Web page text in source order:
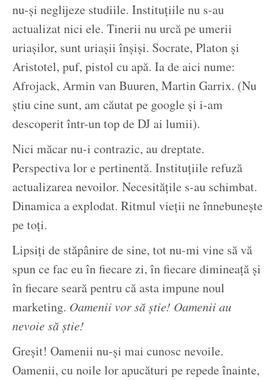
nu-și neglijeze studiile. Instituțiile nu s-au
actualizat nici ele. Tinerii nu urcă pe umerii
uriașilor, sunt uriașii înșiși. Socrate, Platon și
Aristotel, puf, pistol cu apă. Ia de aici nume:
Afrojack, Armin van Buuren, Martin Garrix. (Nu
știu cine sunt, am căutat pe google și i-am
descoperit într-un top de DJ ai lumii).
Nici măcar nu-i contrazic, au dreptate.
Perspectiva lor e pertinentă. Instituțiile refuză
actualizarea nevoilor. Necesitățile s-au schimbat.
Dinamica a explodat. Ritmul vieții ne înnebunește
pe toți.
Lipsiți de stăpânire de sine, tot nu-mi vine să vă
spun ce fac eu în fiecare zi, în fiecare dimineață și
în fiecare seară pentru că asta impune noul
marketing. Oamenii vor să știe! Oamenii au
nevoie să știe!
Greșit! Oamenii nu-și mai cunosc nevoile.
Oamenii, cu noile lor apucături pe repede înainte,